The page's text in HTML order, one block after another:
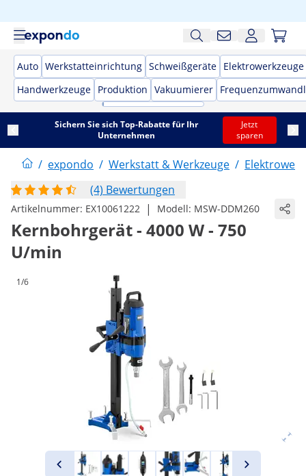
Auto Werkstatteinrichtung Schweißgeräte Elektrowerkzeuge
Handwerkzeuge Produktion Vakuumierer
Sichern Sie sich Top-Rabatte für Ihr
Unternehmen
Jetzt
sparen
/ expondo / Werkstatt & Werkzeuge /
(4) Bewertungen
Artikelnummer: EX10061222 | Modell: MSW-DDM260
Kernbohrgerät - 4000 W - 750
U/min
1/6